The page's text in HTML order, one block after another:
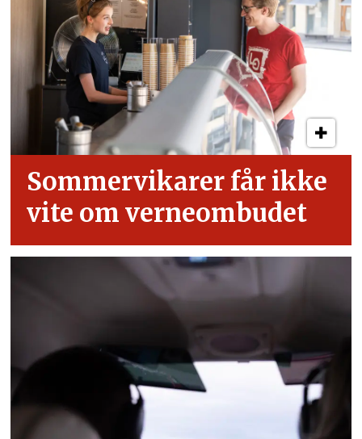
Sommervikarer får ikke
vite om verneombudet